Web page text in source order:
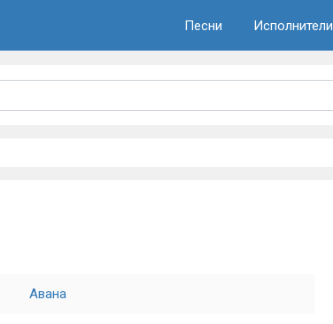
Песни Исполнители
Авана